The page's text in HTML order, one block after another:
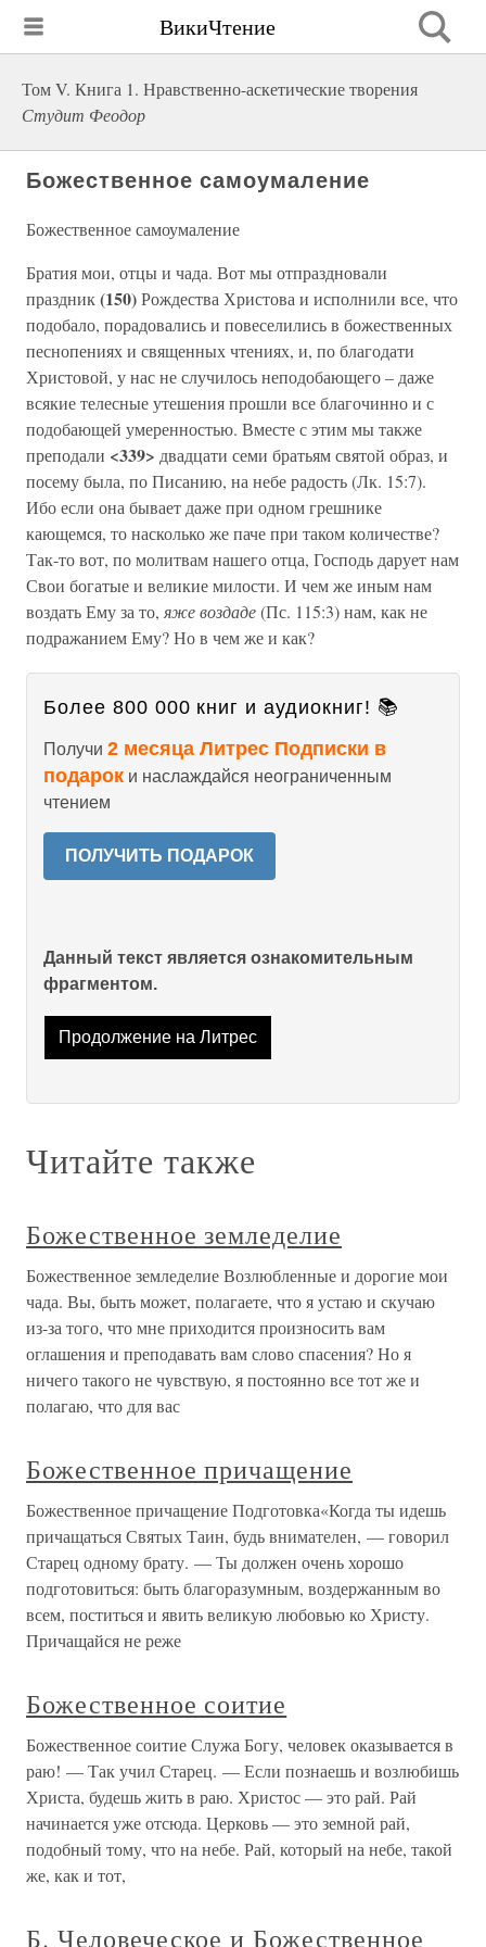
ВикиЧтение
Том V. Книга 1. Нравственно-аскетические творения
Студит Феодор
Божественное самоумаление
Божественное самоумаление
Братия мои, отцы и чада. Вот мы отпраздновали
праздник(150)Рождества Христова и исполнили все, что
подобало, порадовались и повеселились в божественных
песнопениях и священных чтениях, и, по благодати
Христовой, у нас не случилось неподобающего – даже
всякие телесные утешения прошли все благочинно и с
подобающей умеренностью. Вместе с этим мы также
преподали <339> двадцати семи братьям святой образ, и
посему была, по Писанию, на небе радость (Лк. 15:7).
Ибо если она бывает даже при одном грешнике
кающемся, то насколько же паче при таком количестве?
Так-то вот, по молитвам нашего отца, Господь дарует нам
Свои богатые и великие милости. И чем же иным нам
воздать Ему за то, яже воздаде(Пс. 115:3) нам, как не
подражанием Ему? Но в чем же и как?
Более 800 000 книг и аудиокниг! 📚
Получи 2 месяца Литрес Подписки в
подарок и наслаждайся неограниченным
чтением
ПОЛУЧИТЬ ПОДАРОК
Данный текст является ознакомительным
фрагментом.
Продолжение на Литрес
Читайте также
Божественное земледелие
Божественное земледелие Возлюбленные и дорогие мои
чада. Вы, быть может, полагаете, что я устаю и скучаю
из-за того, что мне приходится произносить вам
оглашения и преподавать вам слово спасения? Но я
ничего такого не чувствую, я постоянно все тот же и
полагаю, что для вас
Божественное причащение
Божественное причащение Подготовка«Когда ты идешь
причащаться Святых Таин, будь внимателен, — говорил
Старец одному брату. — Ты должен очень хорошо
подготовиться: быть благоразумным, воздержанным во
всем, поститься и явить великую любовью ко Христу.
Причащайся не реже
Божественное соитие
Божественное соитие Служа Богу, человек оказывается в
раю! — Так учил Старец. — Если познаешь и возлюбишь
Христа, будешь жить в раю. Христос — это рай. Рай
начинается уже отсюда. Церковь — это земной рай,
подобный тому, что на небе. Рай, который на небе, такой
же, как и тот,
Б. Человеческое и Божественное